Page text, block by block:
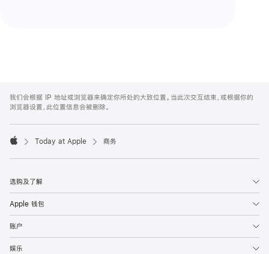
Footer
我们会根据 IP 地址或浏览器来确定你所处的大致位置。当此次交互结束，或根据你的
浏览器设置，此位置信息会被删除。
Today at Apple 商务
选购及了解
Apple 钱包
账户
娱乐